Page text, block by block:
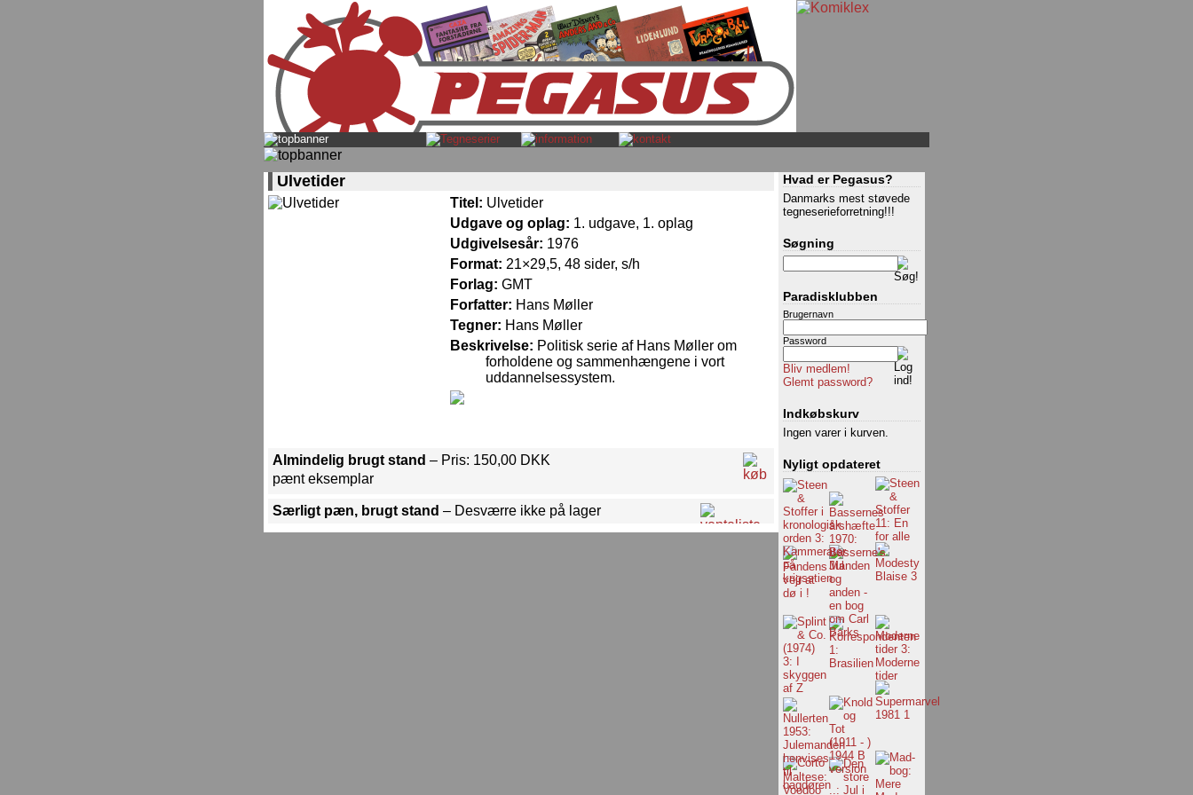
Ulvetider
Titel: Ulvetider
Udgave og oplag: 1. udgave, 1. oplag
Udgivelsesår: 1976
Format: 21×29,5, 48 sider, s/h
Forlag: GMT
Forfatter: Hans Møller
Tegner: Hans Møller
Beskrivelse: Politisk serie af Hans Møller om
forholdene og sammenhængene i vort
uddannelsessystem.
Almindelig brugt stand – Pris: 150,00 DKK
pænt eksemplar
Særligt pæn, brugt stand – Desværre ikke på lager
Hvad er Pegasus?
Danmarks mest støvede
tegneserieforretning!!!
Søgning
Paradisklubben
Brugernavn
Password
Bliv medlem!
Glemt password?
Indkøbskurv
Ingen varer i kurven.
Nyligt opdateret